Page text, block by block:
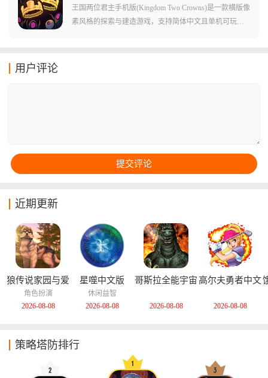
娃娃机的技巧了。除此之外，游戏还有着丰富角色和卡
牌提供，在这里有着数十位技能完全不同的角色，这些
王国两位君主手机版(Kingdom Two Crowns)是一款横版像
素风格的探索与建造游戏，支持简体中文且单机可玩。
用户评论
近期更新
狼传说家园与爱
心中文版
角色扮演
2026-08-08
星噬中文版
休闲益智
2026-08-08
哥斯拉全能宇宙
2026-08-08
高尔夫勇者中文
2026-08-08
策略塔防排行